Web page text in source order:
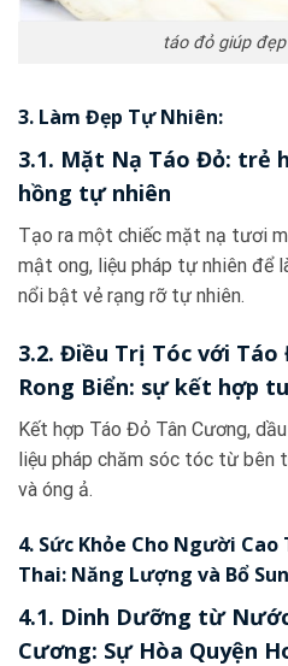
táo đỏ giúp
3. Làm Đẹp Tự Nhiên:
3.1. Mặt Nạ Táo Đỏ: trẻ
hồng tự nhiên
Tạo ra một chiếc mặt nạ tươi
mật ong, liệu pháp tự nhiên để
nổi bật vẻ rạng rỡ tự nhiên.
3.2. Điều Trị Tóc với
Rong Biển: sự kết hợp
Kết hợp Táo Đỏ Tân Cương,
liệu pháp chăm sóc tóc từ bên
và óng ả.
4. Sức Khỏe Cho Người
Thai: Năng Lượng và Bổ
4.1. Dinh Dưỡng từ
Cương: Sự Hòa Quyện